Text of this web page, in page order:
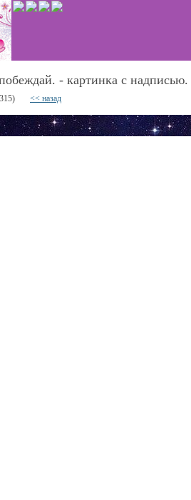
- картинка с надписью.
<< назад